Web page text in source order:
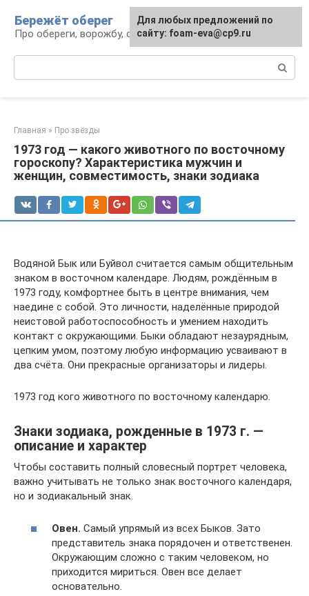
контенту
Бережёт оберег
Про обереги, ворожбу, сны и гадания
Главная » Про звёзды
1973 год — какого животного по восточному
гороскопу? Характеристика мужчин и
женщин, совместимость, знаки зодиака
Водяной Бык или Буйвол считается самым общительным
знаком в восточном календаре. Людям, рождённым в
1973 году, комфортнее быть в центре внимания, чем
наедине с собой. Это личности, наделённые природой
неистовой работоспособность и умением находить
контакт с окружающими. Быки обладают незаурядным,
цепким умом, поэтому любую информацию усваивают в
два счёта. Они прекрасные организаторы и лидеры.
1973 год кого животного по восточному календарю.
Знаки зодиака, рожденные в 1973 г. —
описание и характер
Чтобы составить полный словесный портрет человека,
важно учитывать не только знак восточного календаря,
но и зодиакальный знак.
Овен. Самый упрямый из всех Быков. Зато
представитель знака порядочен и ответственен.
Окружающим сложно с таким человеком, но
приходится мириться. Овен все делает
основательно.
Для любых предложений по
сайту: foam-eva@cp9.ru